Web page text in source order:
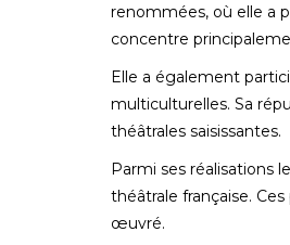
renommées, où elle a
concentre
Elle a également
multiculturelles. Sa
théâtrales saisissantes.
Parmi ses réalisations
théâtrale française.
œuvré.